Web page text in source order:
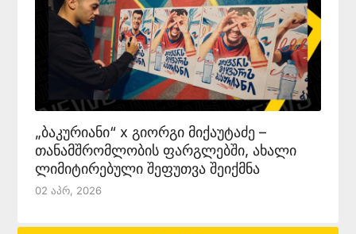
„ბაკურიანი“ x გიორგი მიქაუტაძე –
თანამშრომლობის ფარგლებში, ახალი
ლიმიტირებული შეფუთვა შეიქმნა
02 Აპრ, 2026